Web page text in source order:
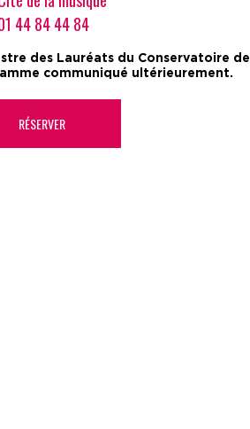
44 84 44 84
des Lauréats du Conservatoire de
communiqué ultérieurement.
RÉSERVER